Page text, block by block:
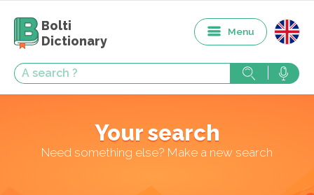
Bolti
Dictionary
Menu
Your search
Need something else? Make a new search